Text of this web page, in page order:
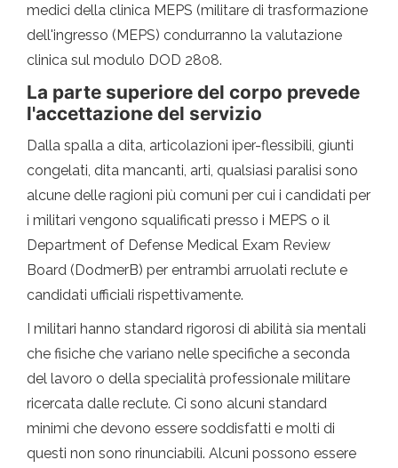
medici della clinica MEPS (militare di trasformazione
dell'ingresso (MEPS) condurranno la valutazione
clinica sul modulo DOD 2808.
La parte superiore del corpo prevede
l'accettazione del servizio
Dalla spalla a dita, articolazioni iper-flessibili, giunti
congelati, dita mancanti, arti, qualsiasi paralisi sono
alcune delle ragioni più comuni per cui i candidati per
i militari vengono squalificati presso i MEPS o il
Department of Defense Medical Exam Review
Board (DodmerB) per entrambi arruolati reclute e
candidati ufficiali rispettivamente.
I militari hanno standard rigorosi di abilità sia mentali
che fisiche che variano nelle specifiche a seconda
del lavoro o della specialità professionale militare
ricercata dalle reclute. Ci sono alcuni standard
minimi che devono essere soddisfatti e molti di
questi non sono rinunciabili. Alcuni possono essere